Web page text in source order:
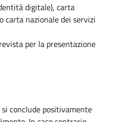
digitale), carta
carta nazionale dei servizi
per la presentazione
conclude positivamente